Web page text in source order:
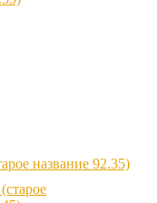
название 92.35)